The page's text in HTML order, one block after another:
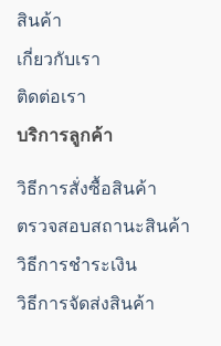
สินค้า
เกี่ยวกับเรา
ติดต่อเรา
บริการลูกค้า
วิธีการสั่งซื้อสินค้า
ตรวจสอบสถานะสินค้า
วิธีการชำระเงิน
วิธีการจัดส่งสินค้า